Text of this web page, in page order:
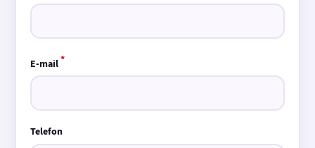
E-mail*
Telefon